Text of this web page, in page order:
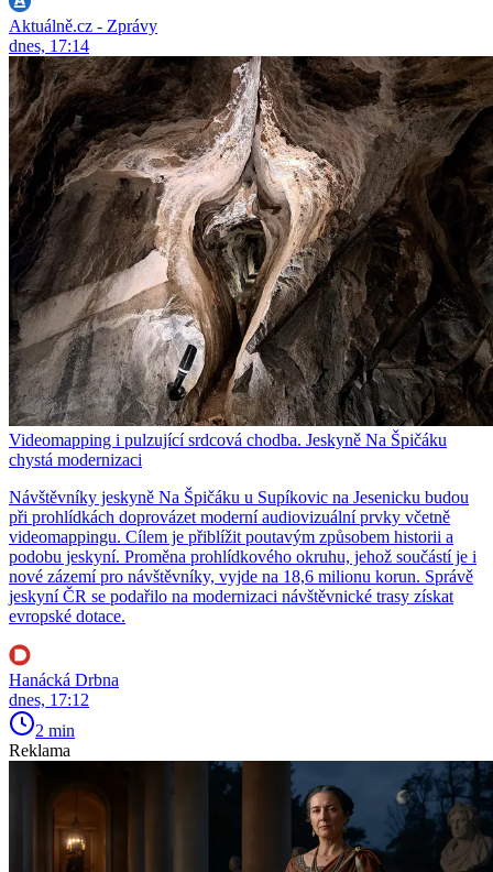
Aktuálně.cz - Zprávy
dnes, 17:14
Videomapping i pulzující srdcová chodba. Jeskyně Na Špičáku
chystá modernizaci
Návštěvníky jeskyně Na Špičáku u Supíkovic na Jesenicku budou
při prohlídkách doprovázet moderní audiovizuální prvky včetně
videomappingu. Cílem je přiblížit poutavým způsobem historii a
podobu jeskyní. Proměna prohlídkového okruhu, jehož součástí je i
nové zázemí pro návštěvníky, vyjde na 18,6 milionu korun. Správě
jeskyní ČR se podařilo na modernizaci návštěvnické trasy získat
evropské dotace.
Hanácká Drbna
dnes, 17:12
2 min
Reklama